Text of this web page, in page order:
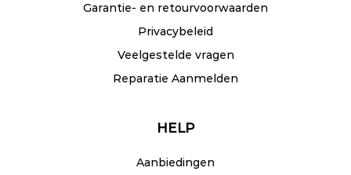
Garantie- en retourvoorwaarden
Privacybeleid
Veelgestelde vragen
Reparatie Aanmelden
HELP
Aanbiedingen